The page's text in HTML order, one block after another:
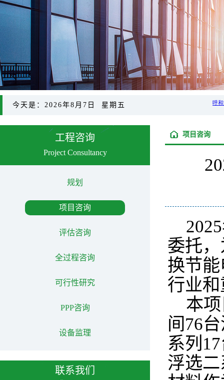
今天是：2026年8月7日 星期五
工程咨询
Project Consultancy
规划
项目咨询
评估咨询
全过程咨询
可行性研究
PPP咨询
设备监理
联系我们
项目咨询
委托
换节
行业
本
间76
系列
浮选